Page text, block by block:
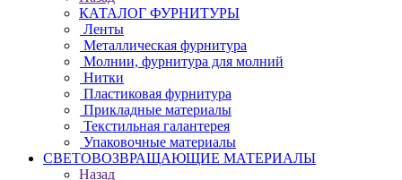
КАТАЛОГ ФУРНИТУРЫ
Ленты
Металлическая фурнитура
Молнии, фурнитура для молний
Нитки
Пластиковая фурнитура
Прикладные материалы
Текстильная галантерея
Упаковочные материалы
СВЕТОВОЗВРАЩАЮЩИЕ МАТЕРИАЛЫ
Назад